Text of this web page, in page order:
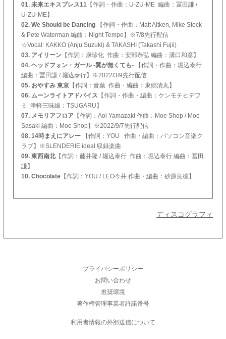
01. 未来エキスプレス11 【作詞・作曲：U-ZU-ME 編曲：冨田謙 /
U-ZU-ME】
02. We Should be Dancing
【作詞・作曲：Matt Aitken, Mike Stock
& Pete Waterman 編曲：Night Tempo】※7/8先行配信
☆Vocal: KAKKO (Anju Suzuki) & TAKASHI (Takashi Fujii)
03. アイリーン【作詞：康珍化 作曲：安部恭弘 編曲：溝口和彦】
04. ヘッドフォン・ガール -翼が無くても-
【作詞・作曲：堀込泰行
編曲：冨田謙 / 堀込泰行】※2022/3/9先行配信
05. おやすみ 東京【作詞：音葉 作曲・編曲：東郷清丸】
06. ムーンライトアドバイス 【作詞・作曲・編曲：ケンモチヒデフ
ミ 津軽三味線：TSUGARU】
07. メモリアフロア【作詞：Aoi Yamazaki 作曲：Moe Shop / Moe
Sasaki 編曲：Moe Shop】※2022/9/7先行配信
08. 14時まえにアレー
【作詞：YOU 作曲・編曲：パソコン音楽ク
ラブ】※SLENDERIE ideal 収録楽曲
09. 東西南北【作詞：藤井隆 / 堀込泰行 作曲：堀込泰行 編曲：冨田
謙】
10. Chocolate【作詞：YOU / LEO今井 作曲・編曲：砂原良徳】
ディスコグラフィ
プライバシーポリシー
お問い合わせ
推奨環境
著作権管理事業者許諾番号
利用者情報の外部送信について